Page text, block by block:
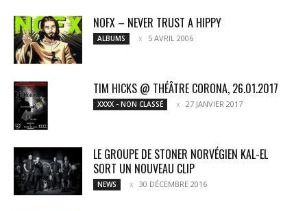
NOFX – NEVER TRUST A HIPPY
ALBUMS 5 AVRIL 2006
TIM HICKS @ THÉÂTRE CORONA, 26.01.2017
XXXX - NON CLASSÉ 27 JANVIER 2017
LE GROUPE DE STONER NORVÉGIEN KAL-EL
SORT UN NOUVEAU CLIP
NEWS 30 DÉCEMBRE 2016